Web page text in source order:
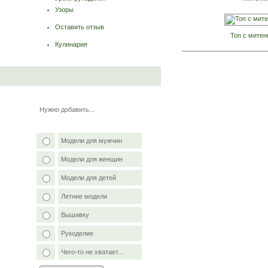
Узоры
Оставить отзыв
Кулинария
Нужно добавить...
Модели для мужчин
Модели для женщин
Модели для детей
Летние модели
Вышивку
Рукоделие
Чего-то не хватает...
Топ с